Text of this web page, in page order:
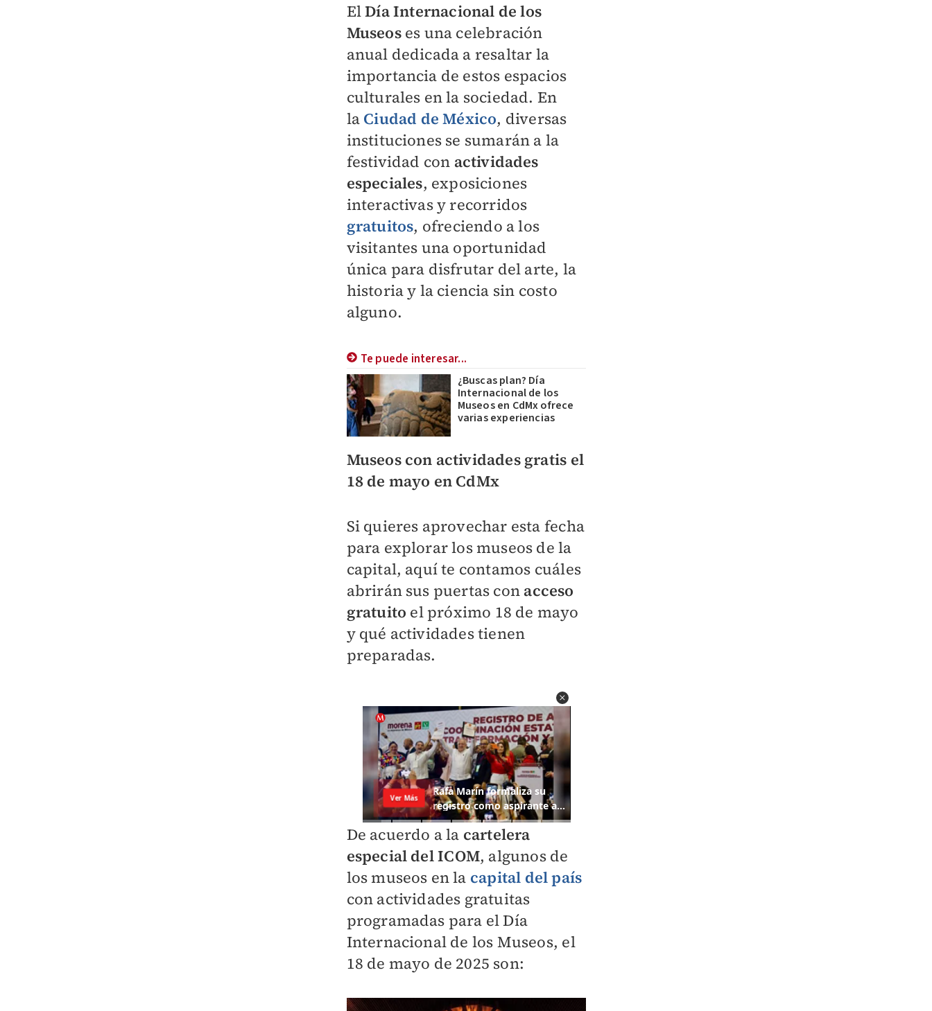
ElDía Internacional de los
Museos es una celebración
anual dedicada a resaltar la
importancia de estos espacios
culturales en la sociedad. En
la Ciudad de México, diversas
instituciones se sumarán a la
festividad con actividades
especiales, exposiciones
interactivas y recorridos
gratuitos, ofreciendo a los
visitantes una oportunidad
única para disfrutar del arte, la
historia y la ciencia sin costo
alguno.
Te puede interesar...
¿Buscas plan? Día
Internacional de los
Museos en CdMx ofrece
varias experiencias
Museos con actividades gratis el
18 de mayo en CdMx
Si quieres aprovechar esta fecha
para explorar los museos de la
capital, aquí te contamos cuáles
abrirán sus puertas con acceso
gratuito el próximo 18 de mayo
y qué actividades tienen
preparadas.
De acuerdo a la cartelera
especial delICOM, algunos de
los museos en la capital del país
con actividades gratuitas
programadas para el Día
Internacional de los Museos, el
18 de mayo de 2025 son: